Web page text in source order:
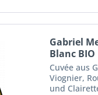
Gabriel
Blanc BIO
Cuvée aus
Viognier,
und